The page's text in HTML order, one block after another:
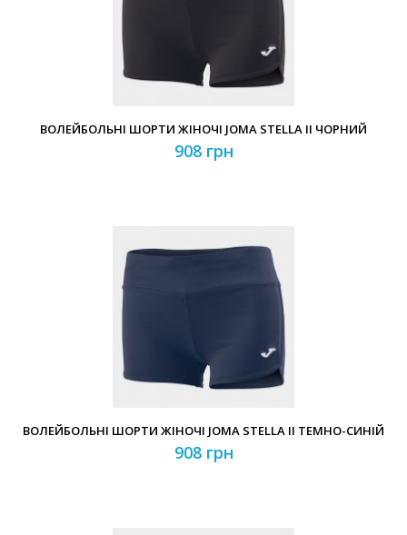
ВОЛЕЙБОЛЬНІ ШОРТИ ЖІНОЧІ JOMA STELLA II ЧОРНИЙ
908 грн
ВОЛЕЙБОЛЬНІ ШОРТИ ЖІНОЧІ JOMA STELLA II ТЕМНО-СИНІЙ
908 грн